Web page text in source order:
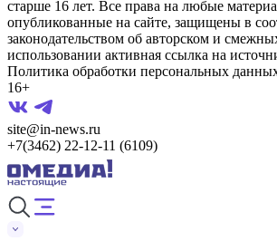
старше 16 лет. Все права на любые
опубликованные на сайте, защищены в
законодательством об авторском и
использовании активная ссылка на
Политика обработки персональных
16+
site@in-news.ru
+7(3462) 22-12-11 (6109)